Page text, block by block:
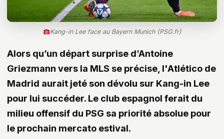
Kang-in Lee face au Bayern Munich (PSG.fr)
Alors qu’un départ surprise d’Antoine
Griezmann vers la MLS se précise, l'Atlético de
Madrid aurait jeté son dévolu sur Kang-in Lee
pour lui succéder. Le club espagnol ferait du
milieu offensif du PSG sa priorité absolue pour
le prochain mercato estival.